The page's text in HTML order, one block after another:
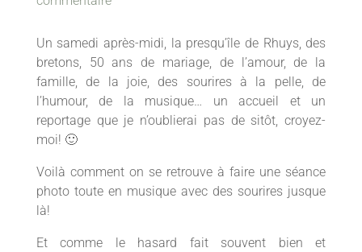
Un samedi après-midi, la presqu’île de Rhuys, des
bretons, 50 ans de mariage, de l’amour, de la
famille, de la joie, des sourires à la pelle, de
l’humour, de la musique… un accueil et un
reportage que je n’oublierai pas de sitôt, croyez-
moi! 🙂
Voilà comment on se retrouve à faire une séance
photo toute en musique avec des sourires jusque
là!
Et comme le hasard fait souvent bien et